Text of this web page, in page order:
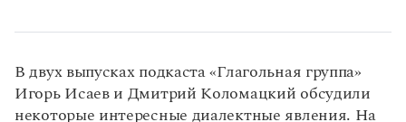
В двух выпусках подкаста «Глагольная группа»
Игорь Исаев и Дмитрий Коломацкий обсудили
некоторые интересные диалектные явления. На